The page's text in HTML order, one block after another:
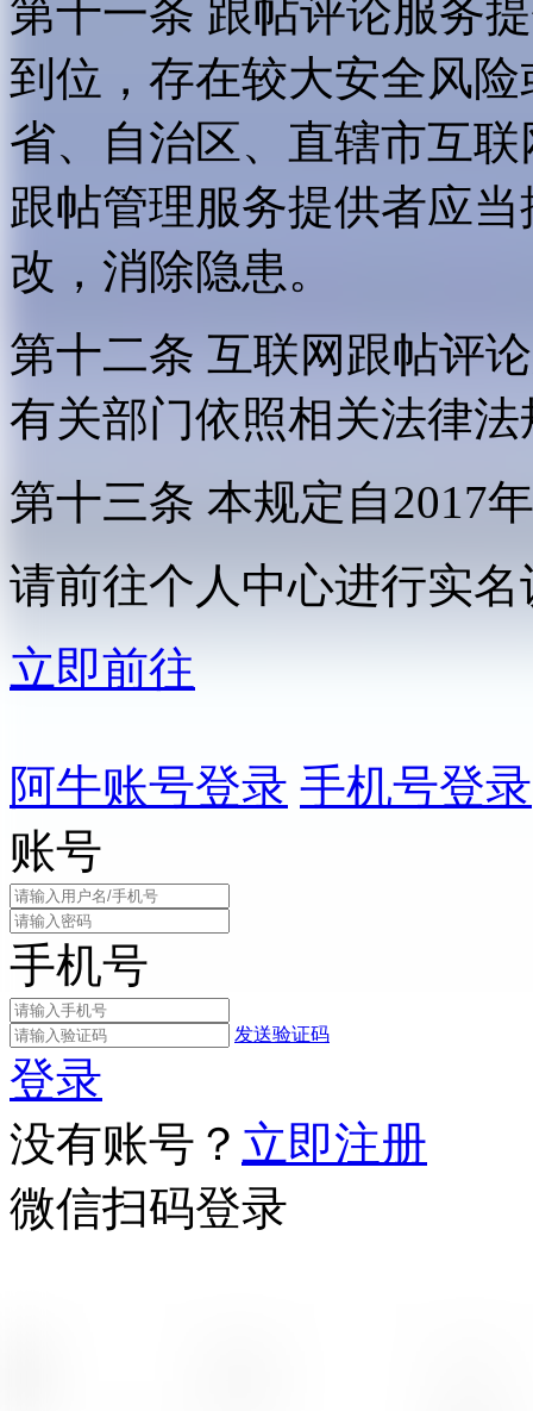
第十一条 跟帖评论服务
到位，存在较大安全风
省、自治区、直辖市互
跟帖管理服务提供者应
改，消除隐患。
第十二条 互联网跟帖评
有关部门依照相关法律
第十三条 本规定自2017
请前往个人中心进行实名
立即前往
阿牛账号登录 手机号登录
账号
手机号
发送验证码
登录
没有账号？ 立即注册
微信扫码登录